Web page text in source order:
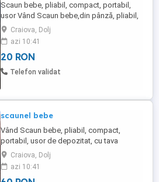
Scaun bebe, pliabil, compact, portabil,
usor Vând Scaun bebe,din pânză, pliabil,
compact, portabil, usor de depozitat, cu
tava detasabila, pentru masa si joaca, cu
spatiu de depozitare, ham de siguranta in
5 puncte.
Craiova, Dolj
azi 10:41
20 RON
Telefon validat
scaunel bebe
Vând Scaun bebe, pliabil, compact,
portabil, usor de depozitat, cu tava
detasabila, pentru masa si joaca, cu
spatiu de depozitare, ham de siguranta in
5 puncte.
Craiova, Dolj
azi 10:41